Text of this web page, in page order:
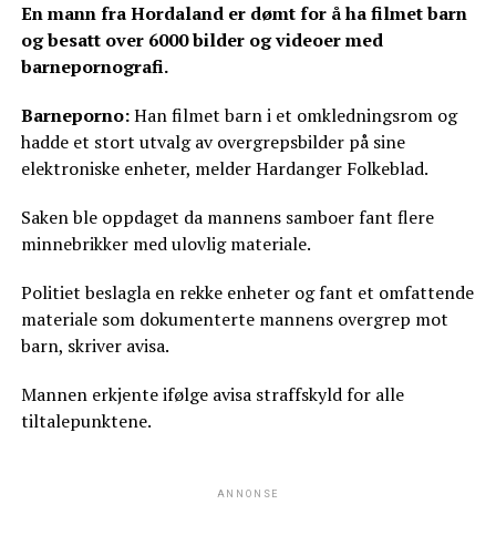
En mann fra Hordaland er dømt for å ha filmet barn
og besatt over 6000 bilder og videoer med
barnepornografi.
Barneporno:Han filmet barn i et omkledningsrom og
hadde et stort utvalg av overgrepsbilder på sine
elektroniske enheter, melder Hardanger Folkeblad.
Saken ble oppdaget da mannens samboer fant flere
minnebrikker med ulovlig materiale.
Politiet beslagla en rekke enheter og fant et omfattende
materiale som dokumenterte mannens overgrep mot
barn, skriver avisa.
Mannen erkjente ifølge avisa straffskyld for alle
tiltalepunktene.
ANNONSE